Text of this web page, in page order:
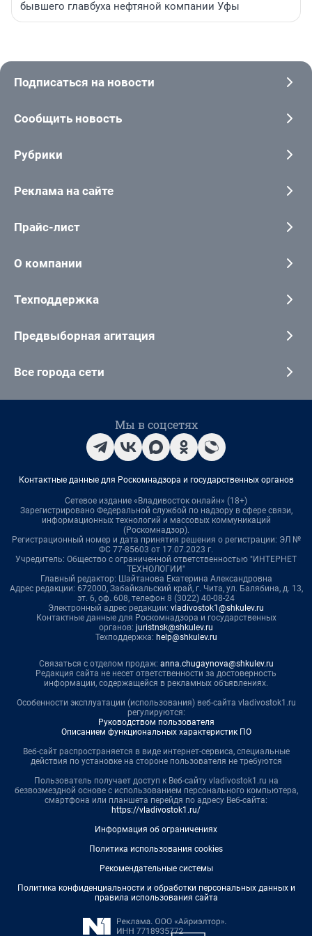
бывшего главбуха нефтяной компании Уфы
Подписаться на новости
Сообщить новость
Рубрики
Реклама на сайте
Прайс-лист
О компании
Техподдержка
Предвыборная агитация
Все города сети
Мы в соцсетях
Контактные данные для Роскомнадзора и государственных органов
Сетевое издание «Владивосток онлайн» (18+)
Зарегистрировано Федеральной службой по надзору в сфере связи,
информационных технологий и массовых коммуникаций
(Роскомнадзор).
Регистрационный номер и дата принятия решения о регистрации: ЭЛ №
ФС 77-85603 от 17.07.2023 г.
Учредитель: Общество с ограниченной ответственностью "ИНТЕРНЕТ
ТЕХНОЛОГИИ"
Главный редактор: Шайтанова Екатерина Александровна
Адрес редакции: 672000, Забайкальский край, г. Чита, ул. Балябина, д. 13,
эт. 6, оф. 608, телефон 8 (3022) 40-08-24
Электронный адрес редакции: vladivostok1@shkulev.ru
Контактные данные для Роскомнадзора и государственных
органов: juristnsk@shkulev.ru
Техподдержка: help@shkulev.ru
Связаться с отделом продаж: anna.chugaynova@shkulev.ru
Редакция сайта не несет ответственности за достоверность
информации, содержащейся в рекламных объявлениях.
Особенности эксплуатации (использования) веб-сайта vladivostok1.ru
регулируются:
Руководством пользователя
Описанием функциональных характеристик ПО
Веб-сайт распространяется в виде интернет-сервиса, специальные
действия по установке на стороне пользователя не требуются
Пользователь получает доступ к Веб-сайту vladivostok1.ru на
безвозмездной основе с использованием персонального компьютера,
смартфона или планшета перейдя по адресу Веб-сайта:
https://vladivostok1.ru/
Информация об ограничениях
Политика использования cookies
Рекомендательные системы
Политика конфиденциальности и обработки персональных данных и
правила использования сайта